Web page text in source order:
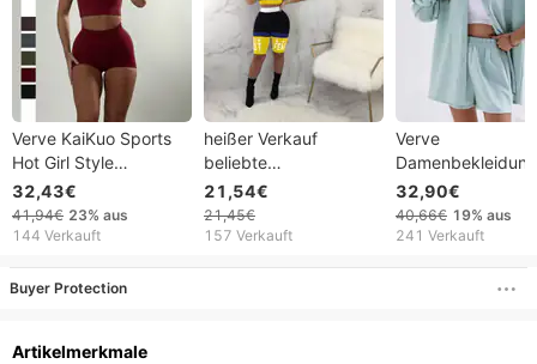
Verve KaiKuo Sports
Hot Girl Style
Reißverschluss
Kurzarm Shorts
Zweiteiliges Set
2025 Sommer
32,43€
41,94€ 23% aus
144 Verkauft
heißer Verkauf
beliebte
Damenbekleidung
Sport und Freizeit
zweiteiliger
21,54€
21,45€
157 Verkauft
Verve
Damenbekleidung
Frühjahr 2025,
einfarbiges
Langarmshirt mit
32,90€
40,66€ 19% aus
241 Verkauft
Buyer Protection
Artikelmerkmale